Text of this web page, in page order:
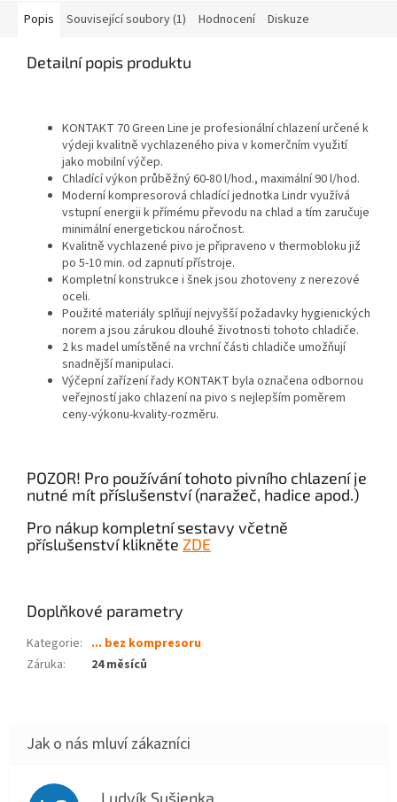
Popis Související soubory (1) Hodnocení Diskuze
Detailní popis produktu
KONTAKT 70 Green Line je profesionální chlazení určené k
výdeji kvalitně vychlazeného piva v komerčním využití
jako mobilní výčep.
Chladící výkon průběžný 60-80 l/hod., maximální 90 l/hod.
Moderní kompresorová chladící jednotka Lindr využívá
vstupní energii k přímému převodu na chlad a tím zaručuje
minimální energetickou náročnost.
Kvalitně vychlazené pivo je připraveno v thermobloku již
po 5-10 min. od zapnutí přístroje.
Kompletní konstrukce i šnek jsou zhotoveny z nerezové
oceli.
Použité materiály splňují nejvyšší požadavky hygienických
norem a jsou zárukou dlouhé životnosti tohoto chladiče.
2 ks madel umístěné na vrchní části chladiče umožňují
snadnější manipulaci.
Výčepní zařízení řady KONTAKT byla označena odbornou
veřejností jako chlazení na pivo s nejlepším poměrem
ceny-výkonu-kvality-rozměru.
POZOR! Pro používání tohoto pivního chlazení je
nutné mít příslušenství (naražeč, hadice apod.)
Pro nákup kompletní sestavy včetně
příslušenství klikněte ZDE
Doplňkové parametry
Kategorie: ... bez kompresoru
Záruka: 24 měsíců
Ludvík Sušienka